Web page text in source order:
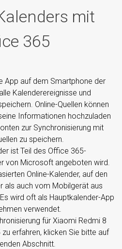
mit
365
App auf dem Smartphone der
Kalenderereignisse und
Online-Quellen können
Informationen hochzuladen
zur Synchronisierung mit
zu speichern.
ist Teil des Office 365-
von Microsoft angeboten wird.
Online-Kalender, auf den
als auch vom Mobilgerät aus
wird oft als Hauptkalender-App
verwendet.
für Xiaomi Redmi 8
erfahren, klicken Sie bitte auf
Abschnitt.